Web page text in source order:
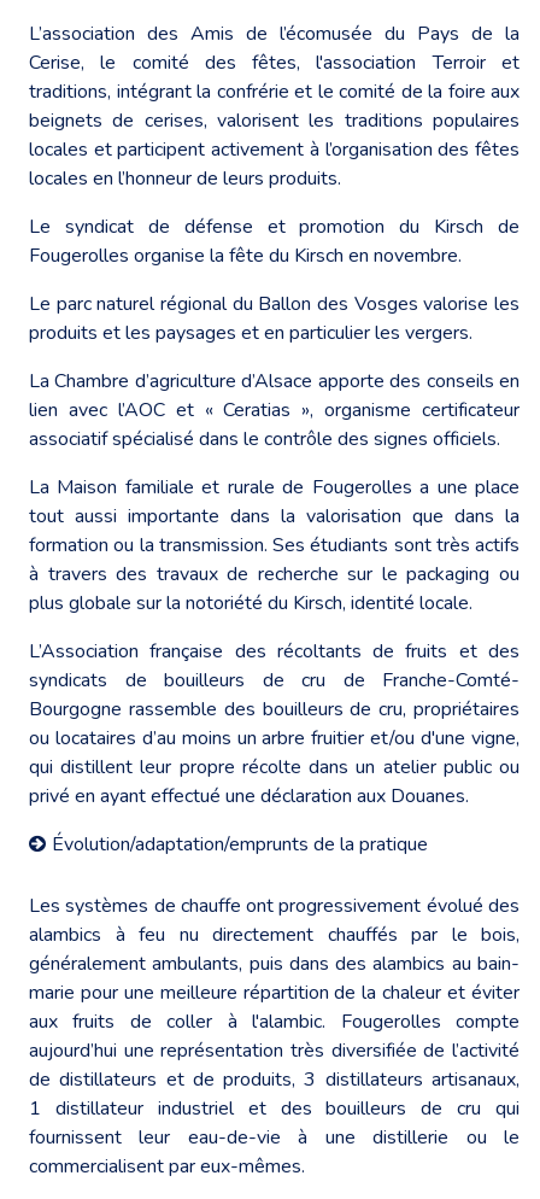
L’association des Amis de l’écomusée du Pays de la
Cerise, le comité des fêtes, l'association Terroir et
traditions, intégrant la confrérie et le comité de la foire aux
beignets de cerises, valorisent les traditions populaires
locales et participent activement à l’organisation des fêtes
locales en l’honneur de leurs produits.
Le syndicat de défense et promotion du Kirsch de
Fougerolles organise la fête du Kirsch en novembre.
Le parc naturel régional du Ballon des Vosges valorise les
produits et les paysages et en particulier les vergers.
La Chambre d’agriculture d’Alsace apporte des conseils en
lien avec l’AOC et « Ceratias », organisme certificateur
associatif spécialisé dans le contrôle des signes officiels.
La Maison familiale et rurale de Fougerolles a une place
tout aussi importante dans la valorisation que dans la
formation ou la transmission. Ses étudiants sont très actifs
à travers des travaux de recherche sur le packaging ou
plus globale sur la notoriété du Kirsch, identité locale.
L’Association française des récoltants de fruits et des
syndicats de bouilleurs de cru de Franche-Comté-
Bourgogne rassemble des bouilleurs de cru, propriétaires
ou locataires d’au moins un arbre fruitier et/ou d'une vigne,
qui distillent leur propre récolte dans un atelier public ou
privé en ayant effectué une déclaration aux Douanes.
Évolution/adaptation/emprunts de la pratique
Les systèmes de chauffe ont progressivement évolué des
alambics à feu nu directement chauffés par le bois,
généralement ambulants, puis dans des alambics au bain-
marie pour une meilleure répartition de la chaleur et éviter
aux fruits de coller à l'alambic. Fougerolles compte
aujourd’hui une représentation très diversifiée de l’activité
de distillateurs et de produits, 3 distillateurs artisanaux,
1 distillateur industriel et des bouilleurs de cru qui
fournissent leur eau-de-vie à une distillerie ou le
commercialisent par eux-mêmes.